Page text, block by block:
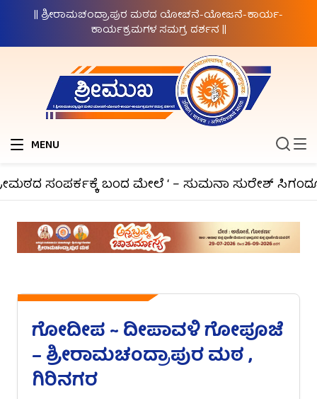
|| ಶ್ರೀರಾಮಚಂದ್ರಾಪುರ ಮಠದ ಯೋಚನೆ-ಯೋಜನೆ-ಕಾರ್ಯ-
ಕಾರ್ಯಕ್ರಮಗಳ ಸಮಗ್ರ ದರ್ಶನ ||
MENU
ಸಂಪರ್ಕಕ್ಕೆ ಬಂದ ಮೇಲೆ ‘ – ಸುಮನಾ ಸುರೇಶ್ ಸಿಗಂದೂರು
ಗೋದೀಪ ~ ದೀಪಾವಳಿ ಗೋಪೂಜೆ
– ಶ್ರೀರಾಮಚಂದ್ರಾಪುರ ಮಠ ,
ಗಿರಿನಗರ